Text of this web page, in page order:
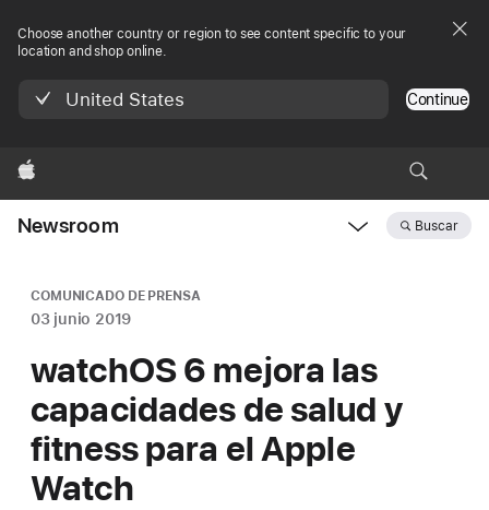
Choose another country or region to see content specific to your
location and shop online.
United States Continue
Apple
Newsroom Buscar
COMUNICADO DE PRENSA
03 junio 2019
watchOS 6 mejora las
capacidades de salud y
fitness para el Apple
Watch